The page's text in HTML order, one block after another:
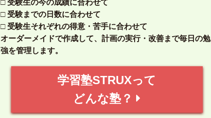
□ 受験生の今の成績に合わせて
□ 受験までの日数に合わせて
□ 受験生それぞれの得意・苦手に合わせて
オーダーメイドで作成して、計画の実行・改善まで毎日の勉
強を管理します。
学習塾STRUXって
どんな塾？